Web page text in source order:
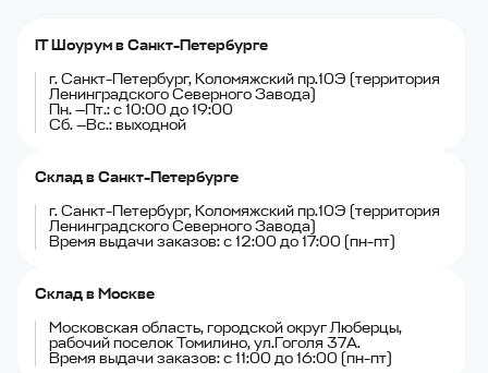
IT Шоурум в Санкт-Петербурге
г. Санкт-Петербург, Коломяжский пр.10Э (территория
Ленинградского Северного Завода)
Пн. —Пт.: с 10:00 до 19:00
Сб. —Вс.: выходной
Склад в Санкт-Петербурге
г. Санкт-Петербург, Коломяжский пр.10Э (территория
Ленинградского Северного Завода)
Время выдачи заказов: с 12:00 до 17:00 (пн-пт)
Склад в Москве
Московская область, городской округ Люберцы,
рабочий поселок Томилино, ул.Гоголя 37А.
Время выдачи заказов: с 11:00 до 16:00 (пн-пт)